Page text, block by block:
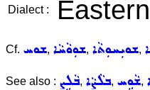
Dialect :
Cf. ܫܘܚ, ܫܘܼܘܵܚܵܐ, ܫܘܝܼܚܘܼܬܵܐ,
See also : ܒܵܠܹܨ, ܒܠܵܨܵܐ, ܫܵܘܹܚ,